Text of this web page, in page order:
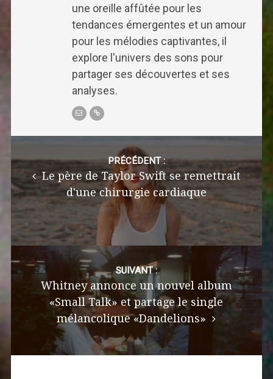
une oreille affûtée pour les
tendances émergentes et un amour
pour les mélodies captivantes, il
explore l'univers des sons pour
partager ses découvertes et ses
analyses.
navigation
PRÉCÉDENT :
Le père de Taylor Swift se remettrait
d'une chirurgie cardiaque
SUIVANT :
Whitney annonce un nouvel album
«Small Talk» et partage le single
mélancolique «Dandelions»